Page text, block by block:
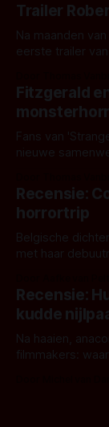
Trailer
Na maanden
eerste trailer
kille stijl vol
het het al
Fitzgerald
Fans van
nieuwe
'Skeletons', een
opnames zijn
Recensie:
horrortrip
Belgische
met haar
achtergrond,
iets
waar.
Recensie:
kudde
Na haaien,
filmmakers: